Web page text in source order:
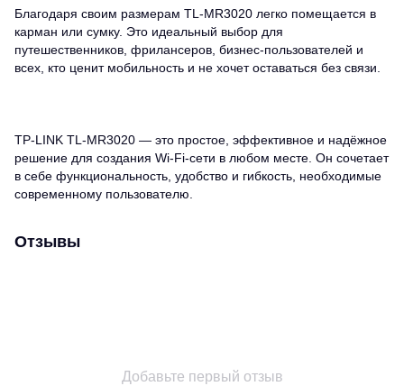
Благодаря своим размерам TL-MR3020 легко помещается в
карман или сумку. Это идеальный выбор для
путешественников, фрилансеров, бизнес-пользователей и
всех, кто ценит мобильность и не хочет оставаться без связи.
TP-LINK TL-MR3020 — это простое, эффективное и надёжное
решение для создания Wi-Fi-сети в любом месте. Он сочетает
в себе функциональность, удобство и гибкость, необходимые
современному пользователю.
Отзывы
Добавьте первый отзыв